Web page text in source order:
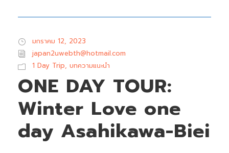
มกราคม 12, 2023
japan2uwebth@hotmail.com
1 Day Trip, บทความแนะนำ
ONE DAY TOUR:
Winter Love one
day Asahikawa-Biei